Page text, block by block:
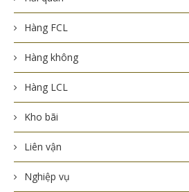
Hàng FCL
Hàng không
Hàng LCL
Kho bãi
Liên vận
Nghiệp vụ